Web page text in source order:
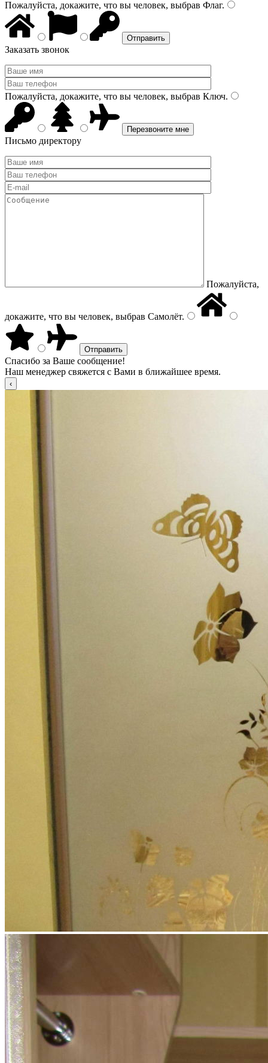
Пожалуйста, докажите, что вы человек, выбрав Флаг.
Заказать звонок
Пожалуйста, докажите, что вы человек, выбрав Ключ.
Письмо директору
Пожалуйста,
докажите, что вы человек, выбрав Самолёт.
Спасибо за Ваше сообщение!
Наш менеджер свяжется с Вами в ближайшее время.